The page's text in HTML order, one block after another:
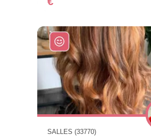
SALLES (33770)